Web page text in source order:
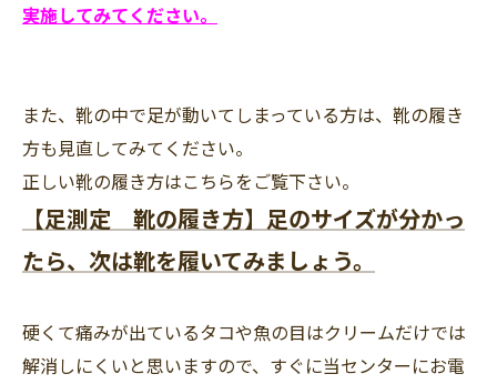
実施してみてください。
また、靴の中で足が動いてしまっている方は、靴の履き
方も見直してみてください。
正しい靴の履き方はこちらをご覧下さい。
【足測定 靴の履き方】足のサイズが分かっ
たら、次は靴を履いてみましょう。
硬くて痛みが出ているタコや魚の目はクリームだけでは
解消しにくいと思いますので、すぐに当センターにお電